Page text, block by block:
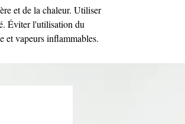
et de la chaleur. Utiliser
Éviter l'utilisation du
et vapeurs inflammables.